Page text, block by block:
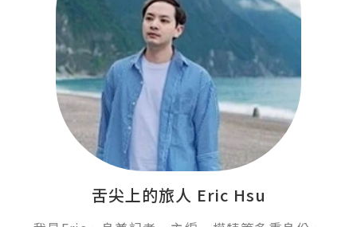
舌尖上的旅人 Eric Hsu